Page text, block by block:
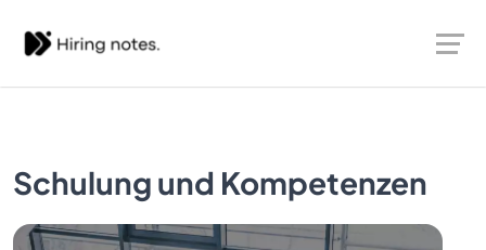
Schulung und Kompetenzen